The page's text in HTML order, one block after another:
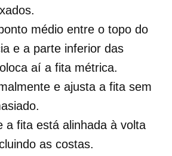
médio entre o topo do
e a parte inferior das
aí a fita métrica.
e ajusta a fita sem
a fita está alinhada à volta
as costas.